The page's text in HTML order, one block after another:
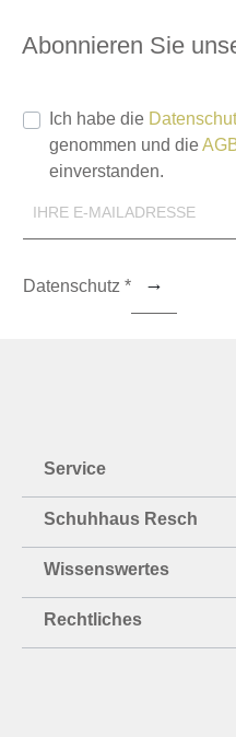
Abonnieren Sie
Datenschutz *
Ich habe die
genommen und die
einverstanden.
Service
Schuhhaus Resch
Wissenswertes
Rechtliches